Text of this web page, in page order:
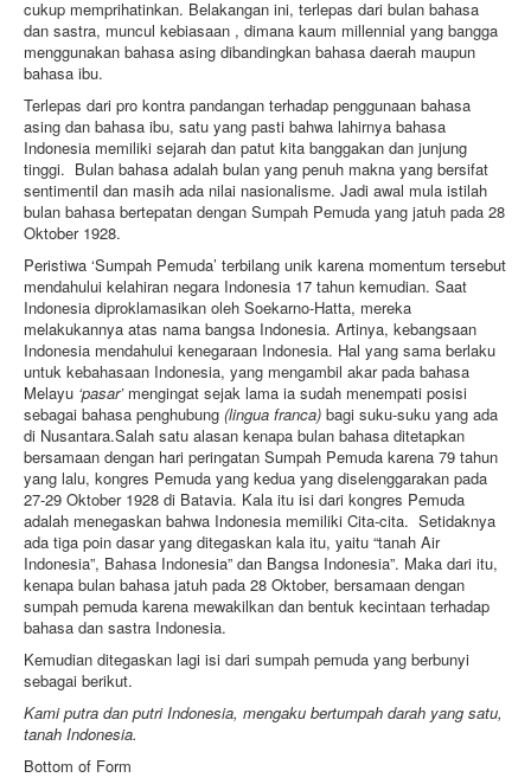
cukup memprihatinkan. Belakangan ini, terlepas dari bulan bahasa
dan sastra, muncul kebiasaan , dimana kaum millennial yang bangga
menggunakan bahasa asing dibandingkan bahasa daerah maupun
bahasa ibu.
Terlepas dari pro kontra pandangan terhadap penggunaan bahasa
asing dan bahasa ibu, satu yang pasti bahwa lahirnya bahasa
Indonesia memiliki sejarah dan patut kita banggakan dan junjung
tinggi. Bulan bahasa adalah bulan yang penuh makna yang bersifat
sentimentil dan masih ada nilai nasionalisme. Jadi awal mula istilah
bulan bahasa bertepatan dengan Sumpah Pemuda yang jatuh pada 28
Oktober 1928.
Peristiwa ‘Sumpah Pemuda’ terbilang unik karena momentum tersebut
mendahului kelahiran negara Indonesia 17 tahun kemudian. Saat
Indonesia diproklamasikan oleh Soekarno-Hatta, mereka
melakukannya atas nama bangsa Indonesia. Artinya, kebangsaan
Indonesia mendahului kenegaraan Indonesia. Hal yang sama berlaku
untuk kebahasaan Indonesia, yang mengambil akar pada bahasa
Melayu ‘pasar’ mengingat sejak lama ia sudah menempati posisi
sebagai bahasa penghubung (lingua franca) bagi suku-suku yang ada
di Nusantara.Salah satu alasan kenapa bulan bahasa ditetapkan
bersamaan dengan hari peringatan Sumpah Pemuda karena 79 tahun
yang lalu, kongres Pemuda yang kedua yang diselenggarakan pada
27-29 Oktober 1928 di Batavia. Kala itu isi dari kongres Pemuda
adalah menegaskan bahwa Indonesia memiliki Cita-cita. Setidaknya
ada tiga poin dasar yang ditegaskan kala itu, yaitu “tanah Air
Indonesia”, Bahasa Indonesia” dan Bangsa Indonesia”. Maka dari itu,
kenapa bulan bahasa jatuh pada 28 Oktober, bersamaan dengan
sumpah pemuda karena mewakilkan dan bentuk kecintaan terhadap
bahasa dan sastra Indonesia.
Kemudian ditegaskan lagi isi dari sumpah pemuda yang berbunyi
sebagai berikut.
Kami putra dan putri Indonesia, mengaku bertumpah darah yang satu,
tanah Indonesia.
Bottom of Form